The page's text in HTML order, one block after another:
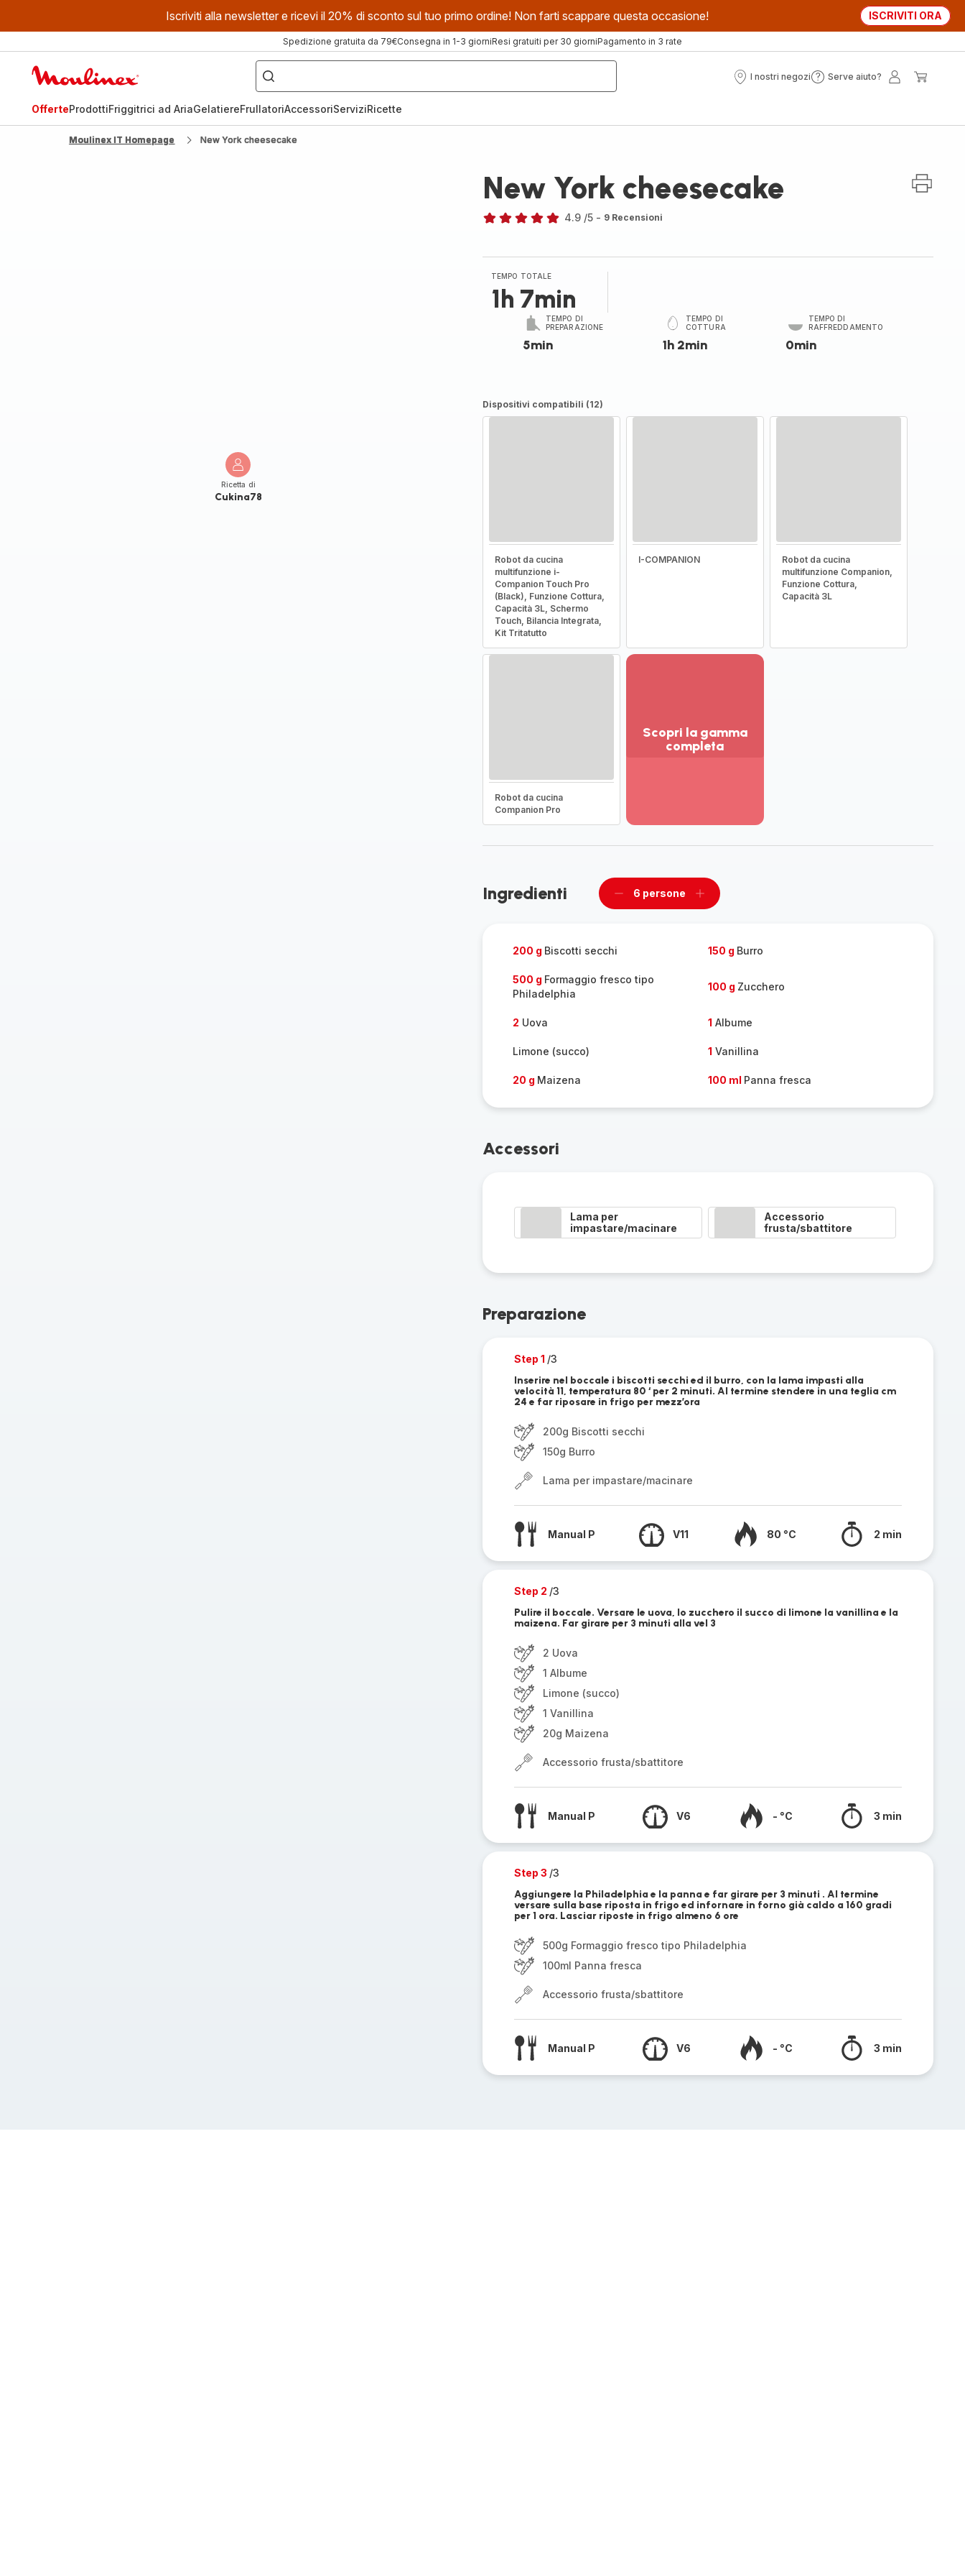
Iscriviti alla newsletter e ricevi il 20% di sconto sul tuo primo ordine! Non farti scappare questa occasione! ISCRIVITI ORA
Spedizione gratuita da 79€Consegna in 1-3 giorniResi gratuiti per 30 giorniPagamento in 3 rate
Cosa
stai
cercando?
I nostri negozi
I
Serve aiuto?
Serve
OfferteProdottiFriggitrici ad AriaGelatiereFrullatoriAccessoriServiziRicette
Moulinex IT Homepage New York cheesecake
Ricetta di
Cukina78
New York cheesecake
4.9 /5 - 9 Recensioni
TEMPO TOTALE
1h 7min
TEMPO DI
PREPARAZIONE
5min
TEMPO DI
COTTURA
1h 2min
TEMPO DI
RAFFREDDAMENTO
0min
Dispositivi compatibili (12)
Robot da cucina
multifunzione i-
Companion Touch Pro
(Black), Funzione Cottura,
Capacità 3L, Schermo
Touch, Bilancia Integrata,
Kit Tritatutto
I-COMPANION
Robot da cucina
multifunzione Companion,
Funzione Cottura,
Capacità 3L
Robot da cucina
Companion Pro
Scopri la gamma
completa
gamma
Ingredienti
Rimuovi
6 persone
Aggiungi
200 g Biscotti secchi 150 g Burro
500 g Formaggio fresco tipo
Philadelphia
100 g Zucchero
2 Uova 1 Albume
Limone (succo) 1 Vanillina
20 g Maizena 100 ml Panna fresca
Accessori
Lama per
impastare/macinare
Accessorio
frusta/sbattitore
Preparazione
Step 1 /3
Inserire nel boccale i biscotti secchi ed il burro, con la lama impasti alla
velocità 11, temperatura 80 ‘ per 2 minuti. Al termine stendere in una teglia cm
24 e far riposare in frigo per mezz’ora
200g Biscotti secchi
150g Burro
Lama per impastare/macinare
Manual P V11 80 °C 2 min
Step 2 /3
Pulire il boccale. Versare le uova, lo zucchero il succo di limone la vanillina e la
maizena. Far girare per 3 minuti alla vel 3
2 Uova
1 Albume
Limone (succo)
1 Vanillina
20g Maizena
Accessorio frusta/sbattitore
Manual P V6 - °C 3 min
Step 3 /3
Aggiungere la Philadelphia e la panna e far girare per 3 minuti . Al termine
versare sulla base riposta in frigo ed infornare in forno già caldo a 160 gradi
per 1 ora. Lasciar riposte in frigo almeno 6 ore
500g Formaggio fresco tipo Philadelphia
100ml Panna fresca
Accessorio frusta/sbattitore
Manual P V6 - °C 3 min